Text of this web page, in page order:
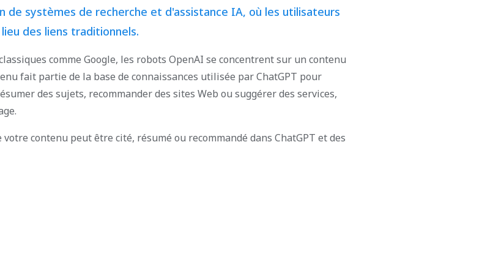
systèmes de recherche et d'assistance IA, où les utilisateurs
des liens traditionnels.
comme Google, les robots OpenAI se concentrent sur un contenu
fait partie de la base de connaissances utilisée par ChatGPT pour
des sujets, recommander des sites Web ou suggérer des services,
contenu peut être cité, résumé ou recommandé dans ChatGPT et des